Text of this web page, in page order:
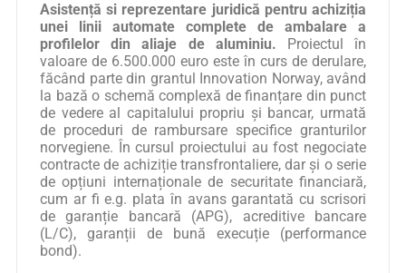
Asistență si reprezentare juridică pentru achiziția
unei linii automate complete de ambalare a
profilelor din aliaje de aluminiu. Proiectul în
valoare de 6.500.000 euro este în curs de derulare,
făcând parte din grantul Innovation Norway, având
la bază o schemă complexă de finanțare din punct
de vedere al capitalului propriu și bancar, urmată
de proceduri de rambursare specifice granturilor
norvegiene. În cursul proiectului au fost negociate
contracte de achiziție transfrontaliere, dar și o serie
de opțiuni internaționale de securitate financiară,
cum ar fi e.g. plata în avans garantată cu scrisori
de garanție bancară (APG), acreditive bancare
(L/C), garanții de bună execuție (performance
bond).